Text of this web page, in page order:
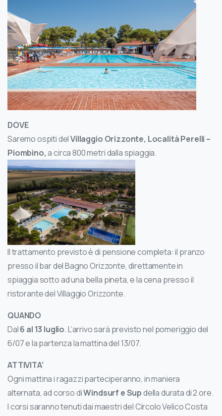
DOVE
Saremo ospiti delVillaggio Orizzonte, Località Perelli –
Piombino,a circa 800 metri dalla spiaggia.
Il trattamento previsto è di pensione completa: il pranzo
presso il bar del Bagno Orizzonte, direttamente in
spiaggia sotto ad una bella pineta, e la cena presso il
ristorante del Villaggio Orizzonte.
QUANDO
Dal6 al 13 luglio. L’arrivo sarà previsto nel pomeriggio del
6/07 e la partenza la mattina del 13/07.
ATTIVITA’
Ogni mattina i ragazzi parteciperanno, in maniera
alternata, ad corso diWindsurf e Supdella durata di 2 ore.
I corsi saranno tenuti dai maestri del Circolo Velico Costa